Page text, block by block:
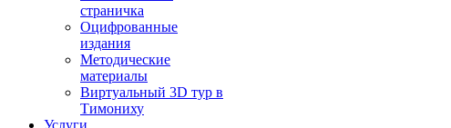
страничка
Оцифрованные
издания
Методические
материалы
Виртуальный 3D тур в
Тимониху
Услуги